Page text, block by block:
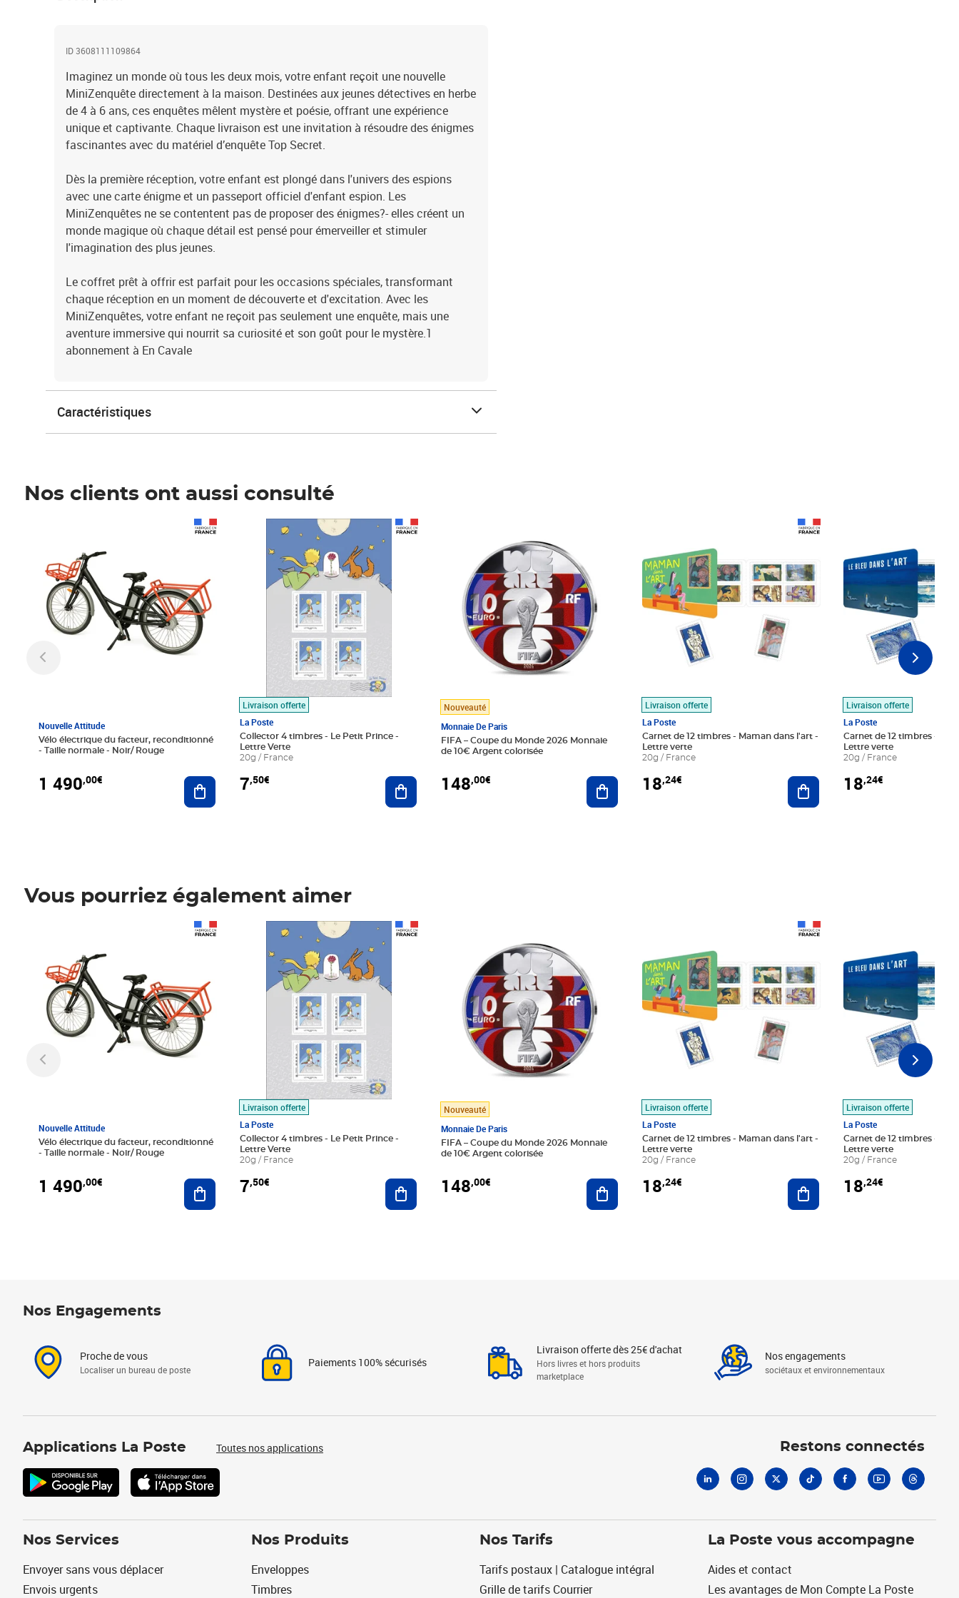
ID 3608111109864
Imaginez un monde où tous les deux mois, votre enfant reçoit une nouvelle
MiniZenquête directement à la maison. Destinées aux jeunes détectives en herbe
de 4 à 6 ans, ces enquêtes mêlent mystère et poésie, offrant une expérience
unique et captivante. Chaque livraison est une invitation à résoudre des énigmes
fascinantes avec du matériel d’enquête Top Secret.
Dès la première réception, votre enfant est plongé dans l'univers des espions
avec une carte énigme et un passeport officiel d'enfant espion. Les
MiniZenquêtes ne se contentent pas de proposer des énigmes?- elles créent un
monde magique où chaque détail est pensé pour émerveiller et stimuler
l'imagination des plus jeunes.
Le coffret prêt à offrir est parfait pour les occasions spéciales, transformant
chaque réception en un moment de découverte et d'excitation. Avec les
MiniZenquêtes, votre enfant ne reçoit pas seulement une enquête, mais une
aventure immersive qui nourrit sa curiosité et son goût pour le mystère.1
abonnement à En Cavale
Caractéristiques
Nos clients ont aussi consulté
Nouvelle Attitude
Vélo électrique du facteur, reconditionné
- Taille normale - Noir/ Rouge
1 490,00€ Ajouter au panier
Livraison offerte
La Poste
Collector 4 timbres - Le Petit Prince -
Lettre Verte
20g / France
7,50€
Prix 7,50€
Ajouter au panier
Nouveauté
Monnaie De Paris
FIFA – Coupe du Monde 2026 Monnaie
de 10€ Argent colorisée
148,00€ Ajouter au panier
Livraison offerte
La Poste
Carnet de 12 timbres - Maman dans l'art -
Lettre verte
20g / France
18,24€ Ajouter au panier
Livraison offerte
La Poste
Carnet de 12 timbres - Le
Lettre verte
20g / France
18,24€
Vous pourriez également aimer
Nouvelle Attitude
Vélo électrique du facteur, reconditionné
- Taille normale - Noir/ Rouge
1 490,00€ Ajouter au panier
Livraison offerte
La Poste
Collector 4 timbres - Le Petit Prince -
Lettre Verte
20g / France
7,50€
Prix 7,50€
Ajouter au panier
Nouveauté
Monnaie De Paris
FIFA – Coupe du Monde 2026 Monnaie
de 10€ Argent colorisée
148,00€ Ajouter au panier
Livraison offerte
La Poste
Carnet de 12 timbres - Maman dans l'art -
Lettre verte
20g / France
18,24€ Ajouter au panier
Livraison offerte
La Poste
Carnet de 12 timbres - Le
Lettre verte
20g / France
18,24€
Nos Engagements
Proche de vous
Localiser un bureau de poste
Paiements 100% sécurisés
Livraison offerte dès 25€ d'achat
Hors livres et hors produits
marketplace
Nos engagements
sociétaux et environnementaux
Applications La Poste Toutes nos applications Restons connectés
Nos Services
Envoyer sans vous déplacer
Envois urgents
Nos Produits
Enveloppes
Timbres
Nos Tarifs
Tarifs postaux | Catalogue intégral
Grille de tarifs Courrier
La Poste vous accompagne
Aides et contact
Les avantages de Mon Compte La Poste